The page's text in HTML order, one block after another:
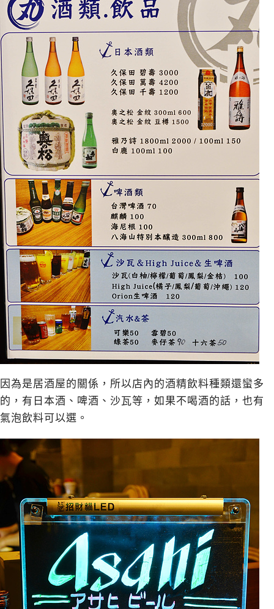
因為是居酒屋的關係，所以店內的酒精飲料種類還蠻多
的，有日本酒、啤酒、沙瓦等，如果不喝酒的話，也有
氣泡飲料可以選。